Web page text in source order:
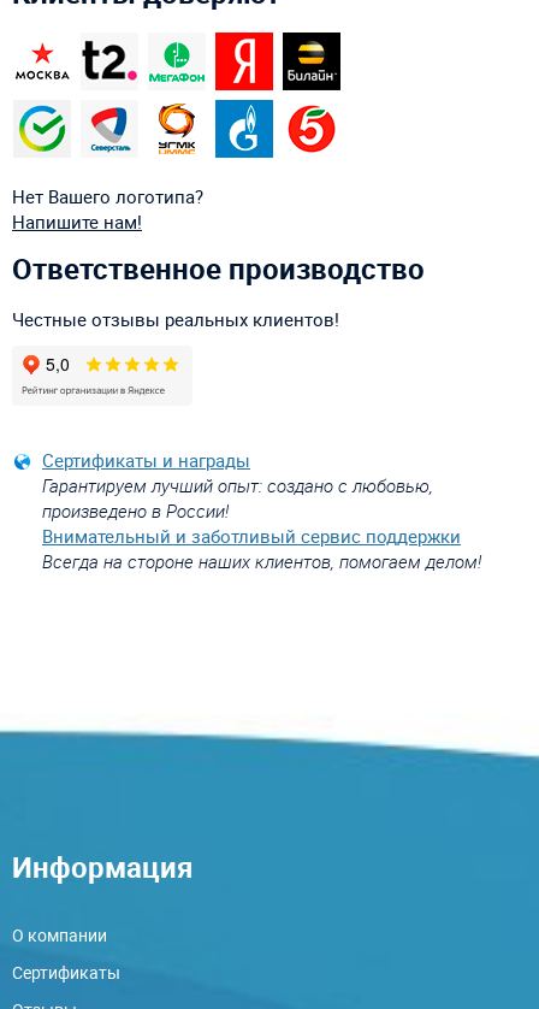
Нет Вашего логотипа?
Напишите нам!
Ответственное производство
Честные отзывы реальных клиентов!
Сертификаты и награды
Гарантируем лучший опыт: создано с любовью,
произведено в России!
Внимательный и заботливый сервис поддержки
Всегда на стороне наших клиентов, помогаем делом!
Информация
О компании
Сертификаты